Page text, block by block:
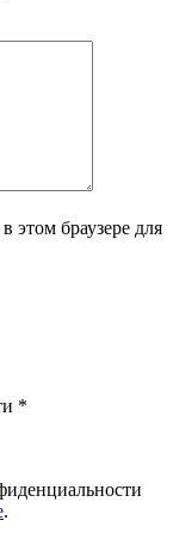
этом браузере для
*
.